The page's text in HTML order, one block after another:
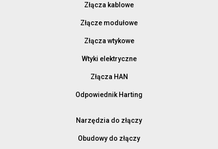
Złącza kablowe
Złącze modułowe
Złącza wtykowe
Wtyki elektryczne
Złącza HAN
Odpowiednik Harting
Narzędzia do złączy
Obudowy do złączy